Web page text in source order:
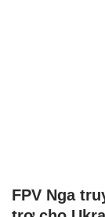
FPV Nga